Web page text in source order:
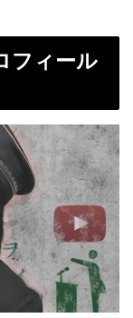
フィール